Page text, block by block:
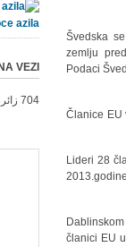
Švedska
zemlju
Podaci
Članice EU
Lideri 28
članici EU
azila
VEZI
704 زائر، ولايوجد أعضاء داخل الموقع